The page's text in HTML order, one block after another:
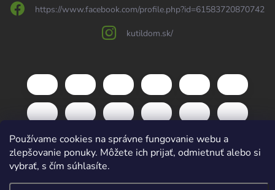
Používame cookies na správne fungovanie webu a
zlepšovanie ponuky. Môžete ich prijať, odmietnuť alebo si
vybrať, s čím súhlasíte.
https://www.facebook.com/profile.php?id=61583720870742
kutildom.sk/
Copyright 2026kutildom.sk. Všetky práva vyhradené.Upraviť nastavenie